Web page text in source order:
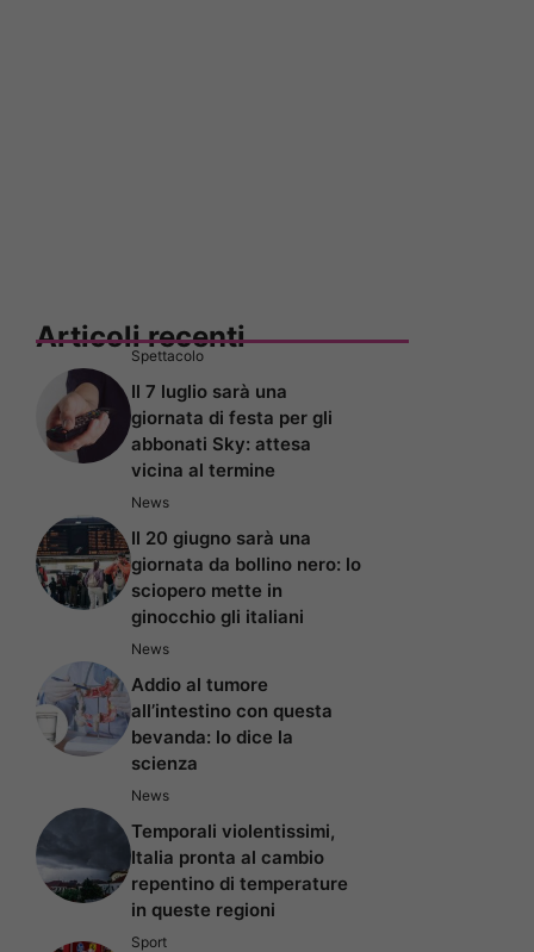
Articoli recenti
Spettacolo
Il 7 luglio sarà una
giornata di festa per gli
abbonati Sky: attesa
vicina al termine
News
Il 20 giugno sarà una
giornata da bollino nero: lo
sciopero mette in
ginocchio gli italiani
News
Addio al tumore
all’intestino con questa
bevanda: lo dice la
scienza
News
Temporali violentissimi,
Italia pronta al cambio
repentino di temperature
in queste regioni
Sport